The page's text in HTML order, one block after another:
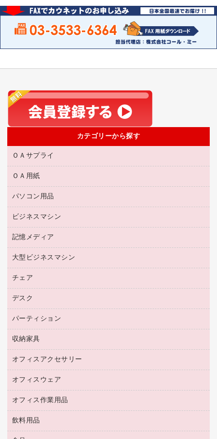
カテゴリーから探す
ＯＡサプライ
互換インクカートリッジ
リサイクルトナー（リターン方式）
リサイクルトナー（プール方式）
リサイクルインクカートリッジ
プリンタ用リボン
トナーカートリッジ
コピートナー
インクカートリッジ
ＯＡ用紙
名刺用紙
帳票用紙／フォーム用紙
ワープロ用紙
ラベル用紙
プロッター用紙
ハガキ用紙
その他コピー用紙・プリンタ用紙
コピー用紙
パソコン用品
パソコン周辺機器
各種ケーブル
マウスパッド
マウス
パソコンバッグ／収納用品
ネットワーク／ＬＡＮ機器
ネットワーク／ＬＡＮアクセサリー
セキュリティ用品
ＵＳＢハブ／ＵＳＢアクセサリー
ＯＡフィルター
ＯＡクリーナー／エアダスター
ビジネスマシン
電話機
レーザープリンタ／複合機
メモリーカード
プロジェクタ
ファクシミリ
デジタルカメラ
スキャナー
コピー機
記憶メディア
ブルーレイディスク
ＣＤ－ＲＷ
ＣＤ－Ｒ
メディア収納用品
大型ビジネスマシン
プリンタ
チェア
応接イス・ベンチ
オフィスチェア
デスク
ミーティングテーブル
デスク
カウンター
パーティション
ホワイトボード・黒板
収納家具
保管庫・書庫
ロッカー・下駄箱
その他収納
オフィスアクセサリー
オフィスアクセサリー
オフィスウェア
医療・介護・ワーキングウェア
ブラウス・シャツ
アウター
オフィス作業用品
養生用品
防災用品
飲料用品